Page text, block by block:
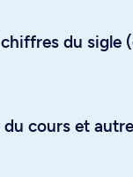
du sigle
cours et